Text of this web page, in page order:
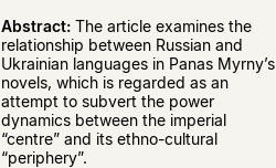
Abstract:The article examines the
relationship between Russian and
Ukrainian languages in Panas Myrny’s
novels, which is regarded as an
attempt to subvert the power
dynamics between the imperial
“centre” and its ethno-cultural
“periphery”.